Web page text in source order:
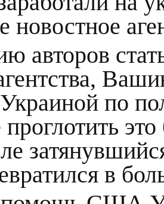
новостное
авторов
Украиной по
проглотить
в